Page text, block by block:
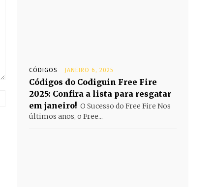
Website:
CÓDIGOS JANEIRO 6, 2025
Códigos do Codiguin Free Fire
2025: Confira a lista para resgatar
em janeiro! O Sucesso do Free Fire Nos
últimos anos, o Free...